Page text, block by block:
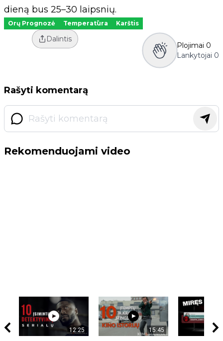
dieną bus 25–30 laipsnių.
Orų Prognozė Temperatūra Karštis
Dalintis
Plojimai 0
Lankytojai 0
Rašyti komentarą
Rekomenduojami video
12:25 15:45